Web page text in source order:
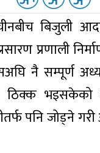
बिजुली
प्रणाली
नै सम्पूर्ण
ठिक्क
पनि जोड्ने